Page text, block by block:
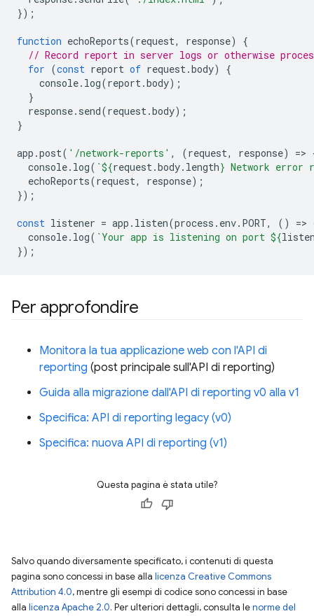
});
function echoReports(request, response)
{
// Record report in server logs or otherwise
for (const report of request.body)
{
console. log(report.body);
}
response. send(request.body);
}
app .post( '/network-reports' , (request, response) =>
console. log( `${request.body. length} Network error
echoReports(request, response);
});
const listener = app . listen(process . env. PORT, () =>
console. log( `Your app is listening on port ${
});
Per approfondire
Monitora la tua applicazione web con l'API di
reporting (post principale sull'API di reporting)
Guida alla migrazione dall'API di reporting v0 alla v1
Specifica: API di reporting legacy (v0)
Specifica: nuova API di reporting (v1)
Questa pagina è stata utile?
Salvo quando diversamente specificato, i contenuti di questa
pagina sono concessi in base alla licenza Creative Commons
Attribution 4.0, mentre gli esempi di codice sono concessi in base
alla licenza Apache 2.0. Per ulteriori dettagli, consulta lenorme del